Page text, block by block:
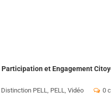
Participation et Engagement
Distinction PELL, PELL, Vidéo 0